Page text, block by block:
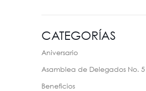
CATEGORÍAS
Aniversario
Asamblea de Delegados No. 51
Beneficios